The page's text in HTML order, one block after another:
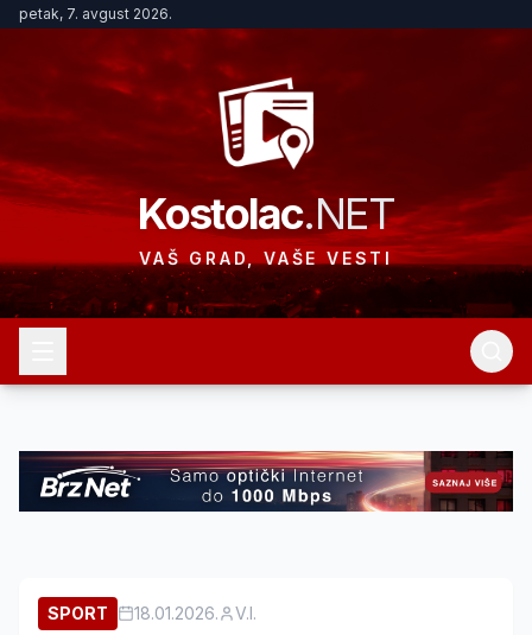
petak, 7. avgust 2026.
Kostolac.NET
VAŠ GRAD, VAŠE VESTI
SPORT 18.01.2026. V.I.